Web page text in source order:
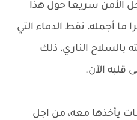
الأمن سريعا حول هذا
ما أجمله، نقط الدماء التي
بالسلاح الناري، ذلك
قلبه الآن.
يأخذها معه، من اجل